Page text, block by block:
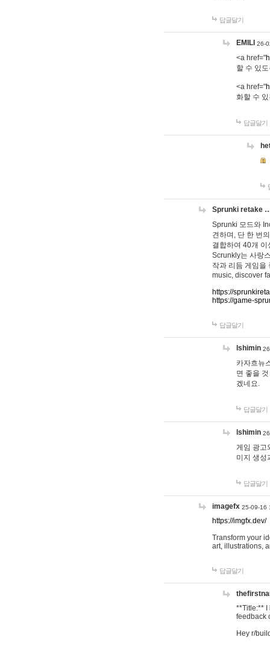
답글달기
EMILI 26-
<a href="
할 수 있
<a href="
화할 수
답글달기
Sprunki retake
Sprunki 모드와
견하며, 단 한 번
결합하여 40개
Scrunkly는 사랑
작과 리듬 게임을
music, discover
https://
https://game-
답글달기
lshimin
카자흐뉴
면 좋을
겠네요.
답글달기
lshimin
게임 광고
미지 생성
답글달기
imagefx 25-09-16
https://imgfx.dev/
Transform your
art, illustrations,
답글달기
**Title:** I
feedback
Hey r/